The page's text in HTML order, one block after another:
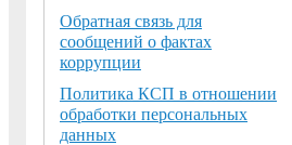
Обратная связь для
сообщений о фактах
коррупции
Политика КСП в отношении
обработки персональных
данных